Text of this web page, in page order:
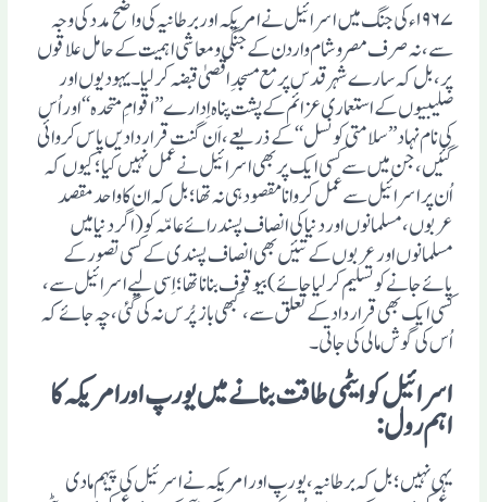
۱۹۶۷ء کی جنگ میں اسرائیل نے امریکہ اور برطانیہ کی واضح مدد کی وجہ
سے، نہ صرف مصر وشام واردن کے جنگی ومعاشی اہمیت کے حامل علاقوں
پر، بل کہ سارے شہر قدس پر مع مسجدِ اقصیٰ قبضہ کرلیا۔ یہودیوں اور
صلیبیوں کے استعماری عزائم کے پشت پناہ اِدارے ’’اقوامِ متحدہ‘‘ اور اُس
کی نام نہاد ’’سلامتی کونسل‘‘ کے ذریعے، اَن گنت قرار دادیں پاس کروائی
گئیں، جن میں سے کسی ایک پر بھی اسرائیل نے عمل نہیں کیا؛ کیوں کہ
اُن پر اسرائیل سے عمل کروانا مقصود ہی نہ تھا؛ بل کہ ان کا واحد مقصد
عربوں، مسلمانوں اور دنیا کی انصاف پسند رائے عامّہ کو (اگر دنیا میں
مسلمانوں اور عربوں کے تئیں بھی انصاف پسندی کے کسی تصور کے
پائے جانے کو تسلیم کر لیا جائے) بیوقوف بنانا تھا؛ اِسی لیے اسرائیل سے،
کسی ایک بھی قرار دادکے تعلق سے، کبھی باز پُرس نہ کی گئی، چہ جائے کہ
اُس کی گوش مالی کی جاتی ۔
اسرائیل کو ایٹمی طاقت بنانے میں یورپ اورامریکہ کا
اہم رول :
یہی نہیں؛ بل کہ برطانیہ ، یورپ اور امریکہ نے اسرئیل کی پیہم مادی